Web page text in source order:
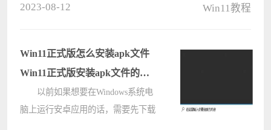
要求怎么办？可以强制重装系统吗？
用户们可????
2023-08-12 Win11教程
Win11正式版怎么安装apk文件
Win11正式版安装apk文件的方
以前如果想要在Windows系统电
脑上运行安卓应用的话，需要先下载